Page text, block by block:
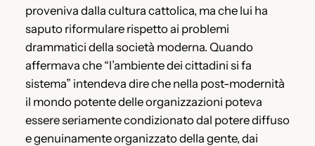
proveniva dalla cultura cattolica, ma che lui ha
saputo riformulare rispetto ai problemi
drammatici della società moderna. Quando
affermava che “l’ambiente dei cittadini si fa
sistema” intendeva dire che nella post-modernità
il mondo potente delle organizzazioni poteva
essere seriamente condizionato dal potere diffuso
e genuinamente organizzato della gente, dai